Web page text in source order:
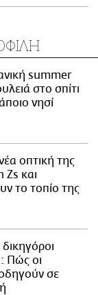
summer
στο σπίτι
νησί
οπτική της
Zs και
το τοπίο της
Πώς οι
σε